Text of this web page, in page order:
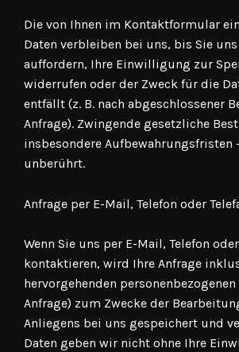
Die von Ihnen im Kontaktformular
Daten verbleiben bei uns, bis Sie
auffordern, Ihre Einwilligung zur
widerrufen oder der Zweck für die
entfällt (z. B. nach abgeschlossener
Anfrage). Zwingende gesetzliche
insbesondere Aufbewahrungsfristen
unberührt.
Anfrage per E-Mail, Telefon oder
Wenn Sie uns per E-Mail, Telefon
kontaktieren, wird Ihre Anfrage
hervorgehenden personenbezogenen
Anfrage) zum Zwecke der
Anliegens bei uns gespeichert und
Daten geben wir nicht ohne Ihre